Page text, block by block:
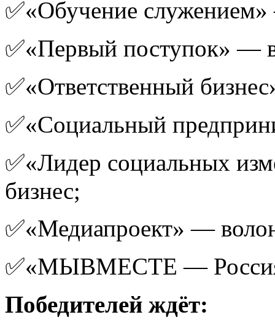
✅«Обучение
✅«Первый поступок» —
✅«Ответственный
✅«Социальный
✅«Лидер социальных
бизнес;
✅«Медиапроект» —
✅«МЫВМЕСТЕ —
Победителей ждёт: